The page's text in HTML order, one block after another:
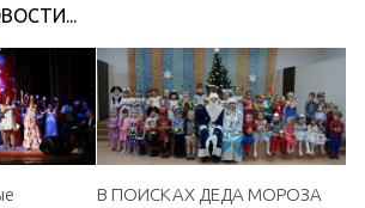
В ПОИСКАХ ДЕДА МОРОЗА